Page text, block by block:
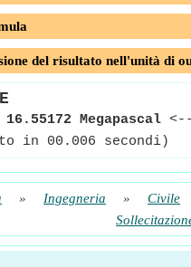
del risultato nell'unità di
16.55172 Megapascal
in 00.006 secondi)
» Ingegneria » Civile